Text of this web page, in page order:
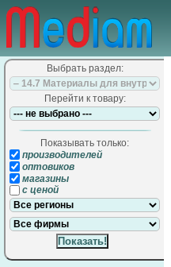
Выбрать раздел:
Перейти к товару:
Показывать только:
производителей
оптовиков
магазины
с ценой